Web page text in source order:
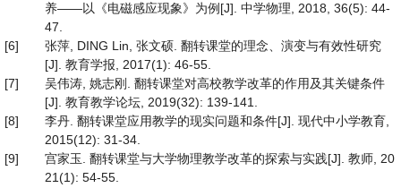
养——以《电磁感应现象》为例[J]. 中学物理, 2018, 36(5): 44-
47.
[6]
张萍, DING Lin, 张文硕. 翻转课堂的理念、演变与有效性研究
[J]. 教育学报, 2017(1): 46-55.
[7]
吴伟涛, 姚志刚. 翻转课堂对高校教学改革的作用及其关键条件
[J]. 教育教学论坛, 2019(32): 139-141.
[8]
李丹. 翻转课堂应用教学的现实问题和条件[J]. 现代中小学教育,
2015(12): 31-34.
[9]
宫家玉. 翻转课堂与大学物理教学改革的探索与实践[J]. 教师, 20
21(1): 54-55.